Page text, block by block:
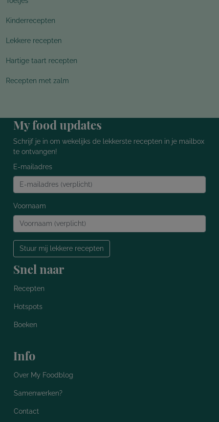
Kinderrecepten
Lekkere recepten
Hartige taart recepten
Recepten met zalm
My food updates
Schrijf je in om wekelijks de lekkerste recepten in je mailbox
te ontvangen!
E-mailadres
Voornaam
Stuur mij lekkere recepten
Snel naar
Recepten
Hotspots
Boeken
Info
Over My Foodblog
Samenwerken?
Contact